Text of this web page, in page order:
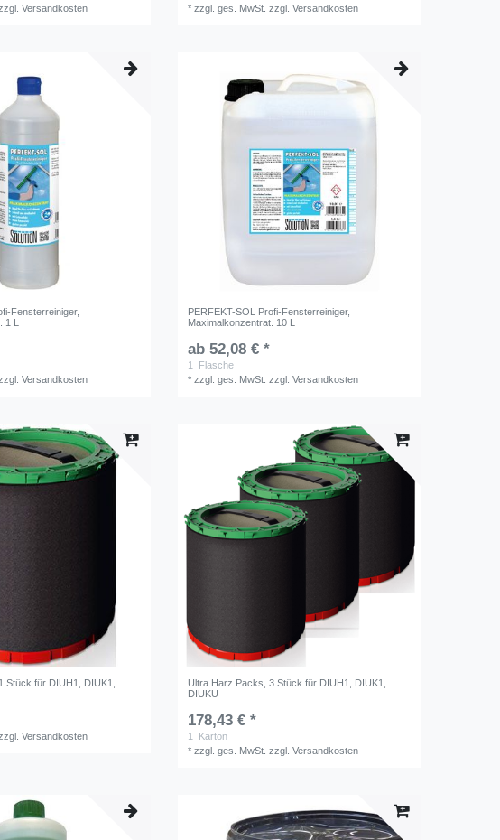
Versandkosten
*zzgl. ges. MwSt. zzgl.Versandkosten
Fensterreiniger,
1 L
Versandkosten
PERFEKT-SOL Profi-Fensterreiniger,
Maximalkonzentrat. 10 L
ab 52,08 € *
1
Flasche
*zzgl. ges. MwSt. zzgl.Versandkosten
Stück für DIUH1, DIUK1,
Versandkosten
Ultra Harz Packs, 3 Stück für DIUH1, DIUK1,
DIUKU
178,43 € *
1
Karton
*zzgl. ges. MwSt. zzgl.Versandkosten